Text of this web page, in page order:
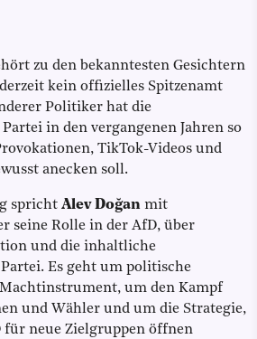
zu den bekanntesten Gesichtern
kein offizielles Spitzenamt
Politiker hat die
in den vergangenen Jahren so
TikTok-Videos und
anecken soll.
spricht Alev Doğan mit
seine Rolle in der AfD, über
und die inhaltliche
Es geht um politische
um den Kampf
und Wähler und um die Strategie,
neue Zielgruppen öffnen